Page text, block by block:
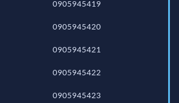
0905945419
0905945420
0905945421
0905945422
0905945423